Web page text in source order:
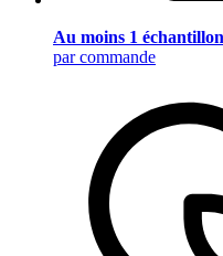
Au moins 1
par commande